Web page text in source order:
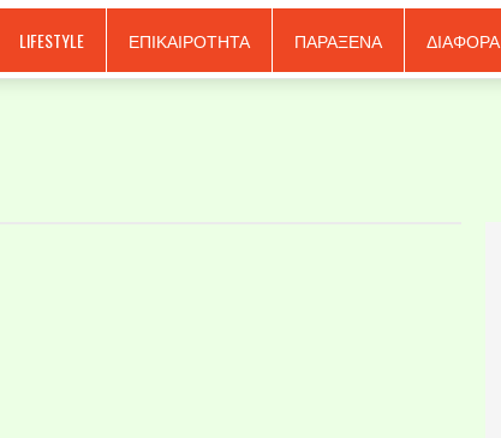
LIFESTYLE ΕΠΙΚΑΙΡΟΤΗΤΑ ΠΑΡΑΞΕΝΑ ΔΙΑΦΟΡΑ